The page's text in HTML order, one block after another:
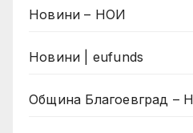
Новини – НОИ
Новини | eufunds
Община Благоевград –